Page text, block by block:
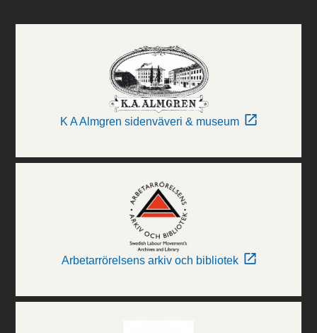
K A Almgren sidenväveri & museum
Arbetarrörelsens arkiv och bibliotek